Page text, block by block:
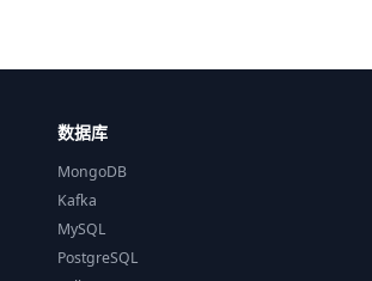
数据库
MongoDB
Kafka
MySQL
PostgreSQL